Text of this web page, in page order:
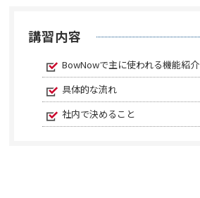
講習内容
BowNowで主に使われる機能紹介
具体的な流れ
社内で決めること